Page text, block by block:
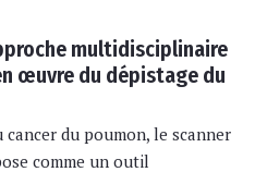
multidisciplinaire
œuvre du dépistage du
du poumon, le scanner
comme un outil